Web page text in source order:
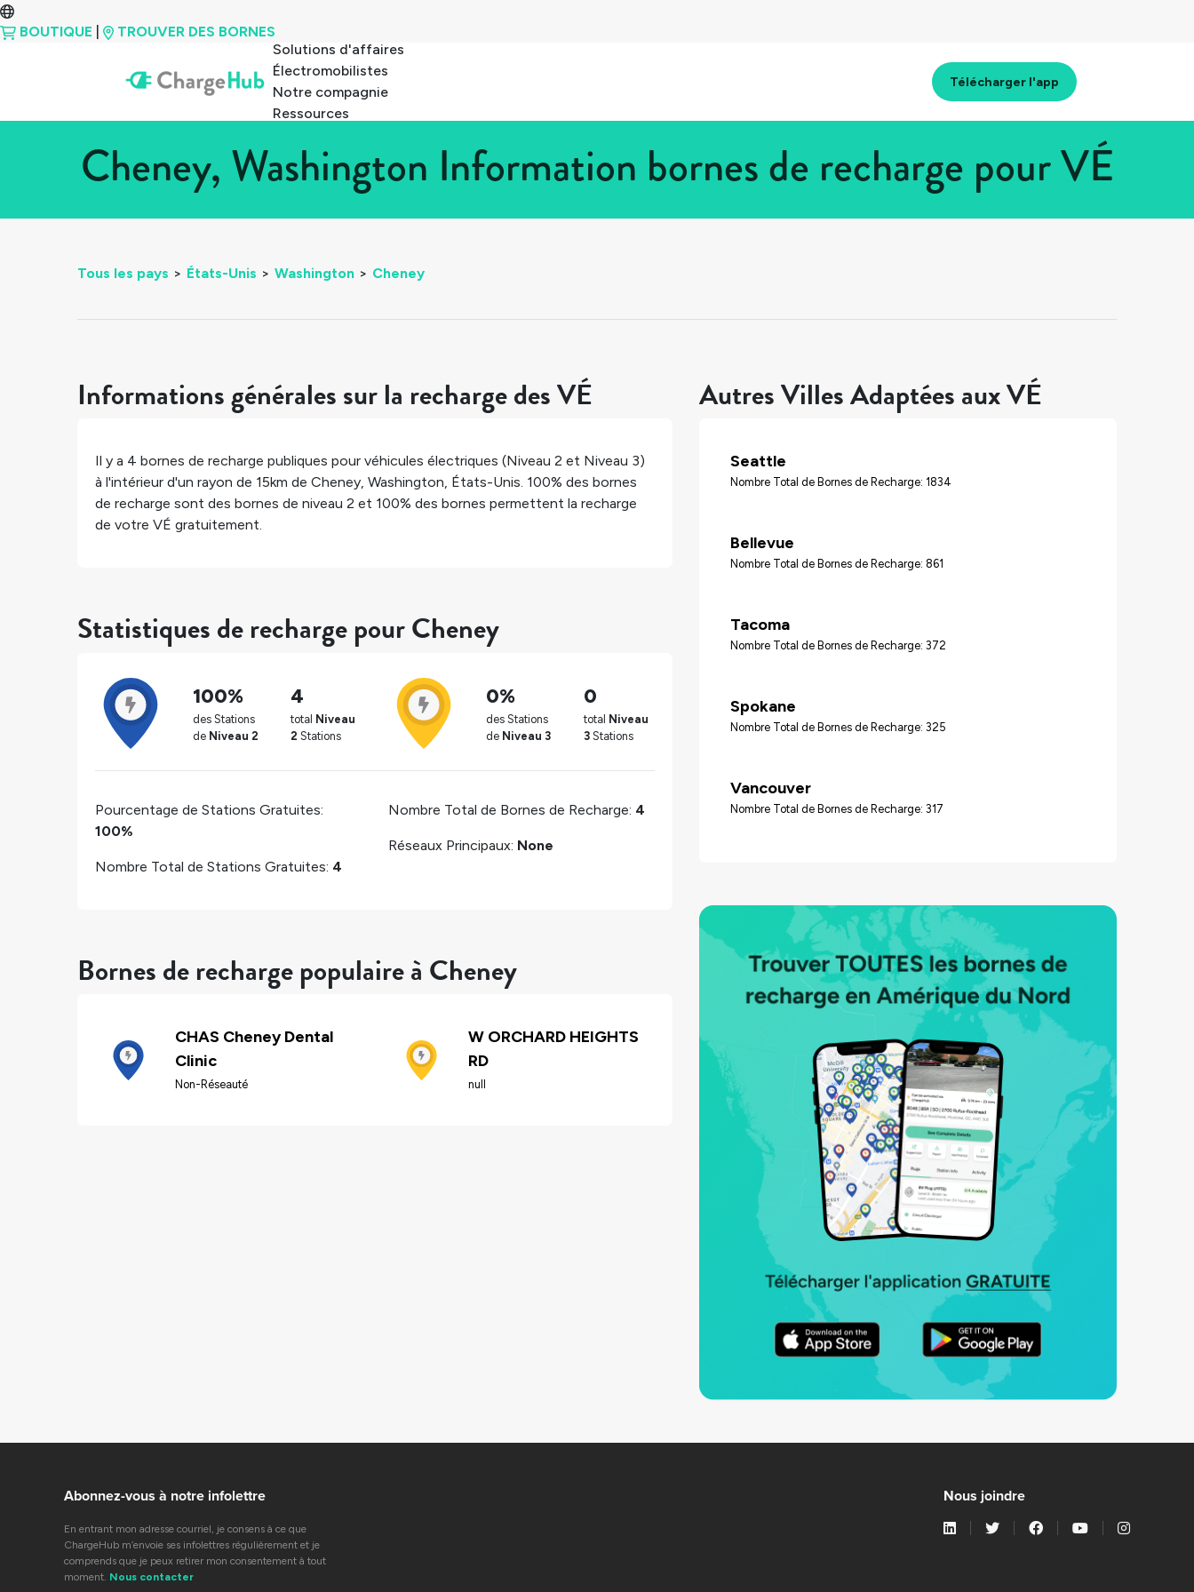
BOUTIQUE
TROUVER DES BORNES
Solutions d'affaires
Électromobilistes
Notre compagnie
Ressources
Télécharger l'app
Cheney, Washington Information bornes de recharge pour VÉ
Tous les pays > États-Unis > Washington > Cheney
Informations générales sur la recharge des VÉ
Il y a 4 bornes de recharge publiques pour véhicules électriques (Niveau 2 et Niveau 3)
à l'intérieur d'un rayon de 15km de Cheney, Washington, États-Unis. 100% des bornes
de recharge sont des bornes de niveau 2 et 100% des bornes permettent la recharge
de votre VÉ gratuitement.
Statistiques de recharge pour Cheney
100%
des Stations
de Niveau 2
4
total Niveau
2 Stations
0%
des Stations
de Niveau 3
0
total Niveau
3 Stations
Pourcentage de Stations Gratuites:
100%
Nombre Total de Stations Gratuites: 4
Nombre Total de Bornes de Recharge: 4
Réseaux Principaux: None
Bornes de recharge populaire à Cheney
CHAS Cheney Dental
Clinic
Non-Réseauté
W ORCHARD HEIGHTS
RD
null
Autres Villes Adaptées aux VÉ
Seattle
Nombre Total de Bornes de Recharge: 1834
Bellevue
Nombre Total de Bornes de Recharge: 861
Tacoma
Nombre Total de Bornes de Recharge: 372
Spokane
Nombre Total de Bornes de Recharge: 325
Vancouver
Nombre Total de Bornes de Recharge: 317
Abonnez-vous à notre infolettre
En entrant mon adresse courriel, je consens à ce que
ChargeHub m’envoie ses infolettres régulièrement et je
comprends que je peux retirer mon consentement à tout
moment. Nous contacter
Nous joindre